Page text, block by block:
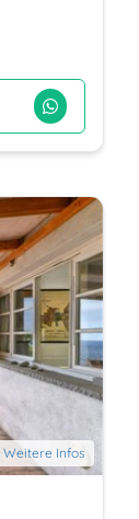
Weitere Infos